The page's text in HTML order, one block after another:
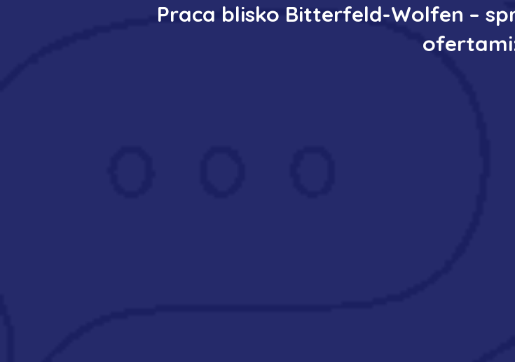
Praca blisko Bitterfeld-Wolfen –